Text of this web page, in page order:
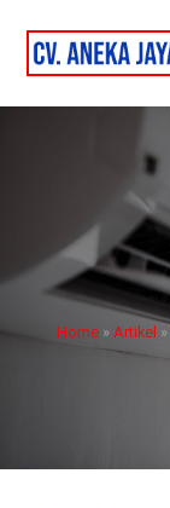
Home » Artikel »